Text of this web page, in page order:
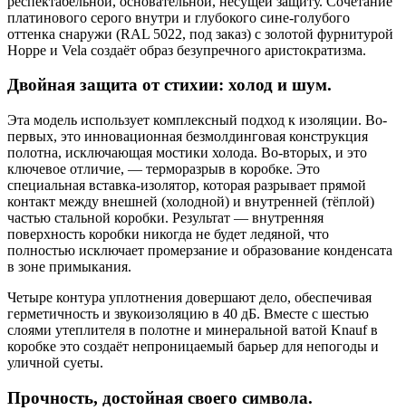
платинового серого внутри и глубокого сине-голубого
оттенка снаружи (RAL 5022, под заказ) с золотой фурнитурой
Hoppe и Vela создаёт образ безупречного аристократизма.
Двойная защита от стихии: холод и шум.
Эта модель использует комплексный подход к изоляции. Во-
первых, это инновационная безмолдинговая конструкция
полотна, исключающая мостики холода. Во-вторых, и это
ключевое отличие, — терморазрыв в коробке. Это
специальная вставка-изолятор, которая разрывает прямой
контакт между внешней (холодной) и внутренней (тёплой)
частью стальной коробки. Результат — внутренняя
поверхность коробки никогда не будет ледяной, что
полностью исключает промерзание и образование конденсата
в зоне примыкания.
Четыре контура уплотнения довершают дело, обеспечивая
герметичность и звукоизоляцию в 40 дБ. Вместе с шестью
слоями утеплителя в полотне и минеральной ватой Knauf в
коробке это создаёт непроницаемый барьер для непогоды и
уличной суеты.
Прочность, достойная своего символа.